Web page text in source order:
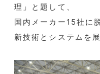
理」と題して、
国内メーカー15社に
新技術とシステムを